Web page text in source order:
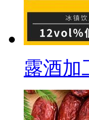
露酒加